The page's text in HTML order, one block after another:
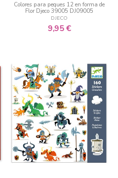
Colores para peques 12 en forma de
Flor Djeco 39005 DJ09005
DJECO
9,95 €